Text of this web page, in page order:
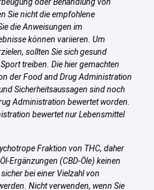
oder Behandlung von
Sie nicht die empfohlene
die Anweisungen im
können variieren. Um
sollten Sie sich gesund
treiben. Die hier gemachten
der Food and Drug Administration
Sicherheitsaussagen sind noch
Administration bewertet worden.
bewertet nur Lebensmittel
Fraktion von THC, daher
Ergänzungen (CBD-Öle) keinen
bei einer Vielzahl von
Nicht verwenden, wenn Sie